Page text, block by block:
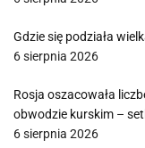
Gdzie się podziała
6 sierpnia 2026
Rosja oszacowała
obwodzie kurskim –
6 sierpnia 2026